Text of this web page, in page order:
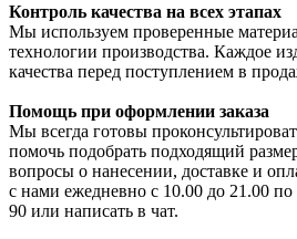
Контроль качества на всех этапах
Мы используем проверенные
технологии производства. Каждое
качества перед поступлением в
Помощь при оформлении заказа
Мы всегда готовы
помочь подобрать подходящий
вопросы о нанесении, доставке и
с нами ежедневно с 10.00 до 21.00
90 или написать в чат.